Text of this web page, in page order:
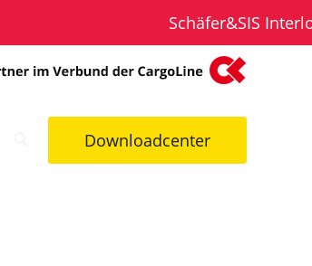
Schäfer&SIS
Downloadcenter